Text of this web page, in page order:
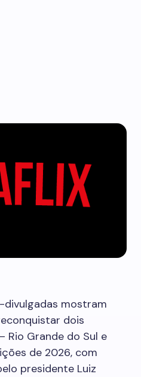
divulgadas mostram
dois
Grande do Sul e
de 2026, com
presidente Luiz